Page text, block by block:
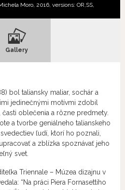
Moro, 2016, versions: OR, SS,
Gallery
bol taliansky maliar, sochár a
jedinečnými motívmi zdobil
oblečenia a rôzne predmety.
a tvorbe geniálneho talianskeho
ľudí, ktorí ho poznali,
a zblízka spoznávať jeho
svet.
Triennale – Múzea dizajnu v
“Na práci Piera Fornasettiho